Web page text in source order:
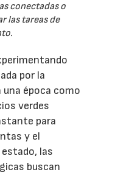
conectadas o
las tareas de
por la
época como
verdes
para
y el
las
buscan